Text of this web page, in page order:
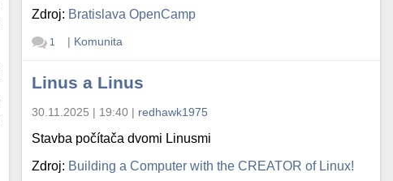
Zdroj: Bratislava OpenCamp
1 | Komunita
Linus a Linus
30.11.2025 | 19:40 | redhawk1975
Stavba počítača dvomi Linusmi
Zdroj: Building a Computer with the CREATOR of Linux!